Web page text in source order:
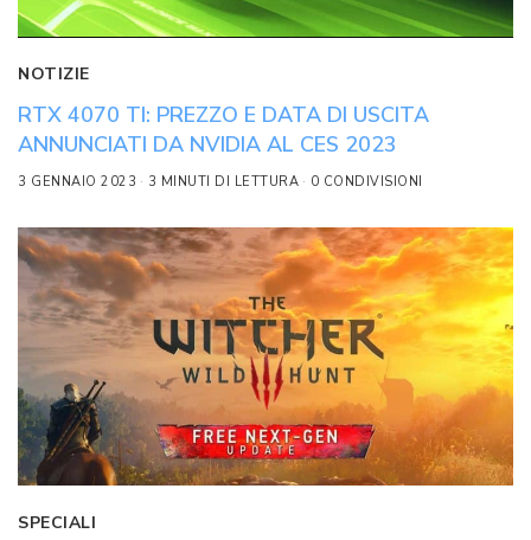
NOTIZIE
RTX 4070 TI: PREZZO E DATA DI USCITA
ANNUNCIATI DA NVIDIA AL CES 2023
3 GENNAIO 2023 3 MINUTI DI LETTURA 0 CONDIVISIONI
SPECIALI